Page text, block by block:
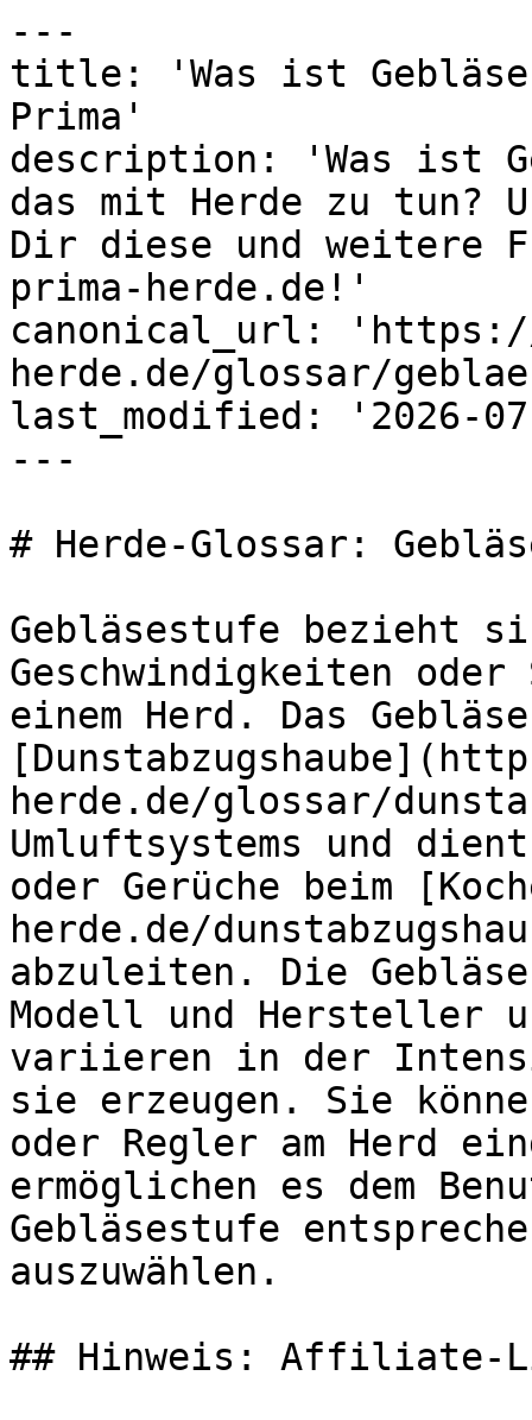
---
title: 'Was ist
Prima'
description: 'Was ist
das mit Herde zu tun?
Dir diese und weitere
prima-herde.de!'
canonical_url: 'https://
herde.de/glossar/
last_modified: '2026-
---
# Herde-Glossar:
Gebläsestufe bezieht
Geschwindigkeiten
einem Herd. Das
herde.de/glossar/
Umluftsystems und
oder Gerüche beim
herde.de/
abzuleiten. Die
Modell und Hersteller
variieren in der
sie erzeugen. Sie
oder Regler am Herd
ermöglichen es dem
Gebläsestufe
auszuwählen.
## Hinweis: Affiliate-